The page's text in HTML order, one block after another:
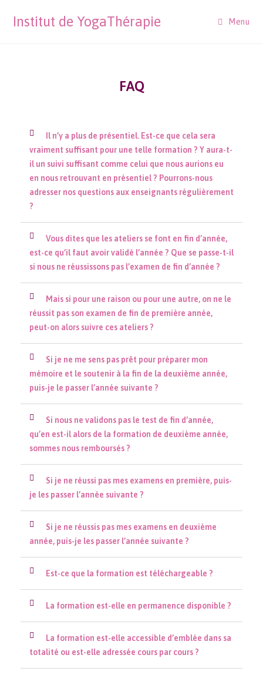
Institut de YogaThérapie Menu
FAQ
Il n’y a plus de présentiel. Est-ce que cela sera
vraiment suffisant pour une telle formation ? Y aura-t-
il un suivi suffisant comme celui que nous aurions eu
en nous retrouvant en présentiel ? Pourrons-nous
adresser nos questions aux enseignants régulièrement
?
Vous dites que les ateliers se font en fin d’année,
est-ce qu’il faut avoir validé l’année ? Que se passe-t-il
si nous ne réussissons pas l’examen de fin d’année ?
Mais si pour une raison ou pour une autre, on ne le
réussit pas son examen de fin de première année,
peut-on alors suivre ces ateliers ?
Si je ne me sens pas prêt pour préparer mon
mémoire et le soutenir à la fin de la deuxième année,
puis-je le passer l’année suivante ?
Si nous ne validons pas le test de fin d’année,
qu’en est-il alors de la formation de deuxième année,
sommes nous remboursés ?
Si je ne réussi pas mes examens en première, puis-
je les passer l’année suivante ?
Si je ne réussis pas mes examens en deuxième
année, puis-je les passer l’année suivante ?
Est-ce que la formation est téléchargeable ?
La formation est-elle en permanence disponible ?
La formation est-elle accessible d’emblée dans sa
totalité ou est-elle adressée cours par cours ?